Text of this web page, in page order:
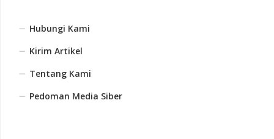
Hubungi Kami
Kirim Artikel
Tentang Kami
Pedoman Media Siber